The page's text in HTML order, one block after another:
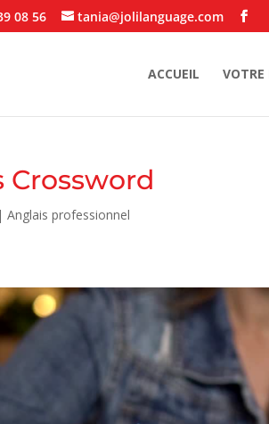
08 56 tania@jolilanguage.com
ACCUEIL VOTRE
Crossword
|Anglais professionnel